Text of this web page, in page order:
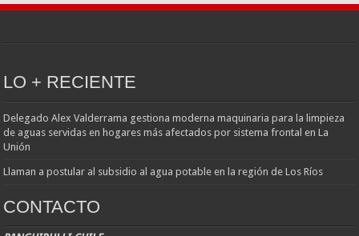
LO + RECIENTE
Delegado Alex Valderrama gestiona moderna maquinaria para la limpieza
de aguas servidas en hogares más afectados por sistema frontal en La
Unión
Llaman a postular al subsidio al agua potable en la región de Los Ríos
CONTACTO